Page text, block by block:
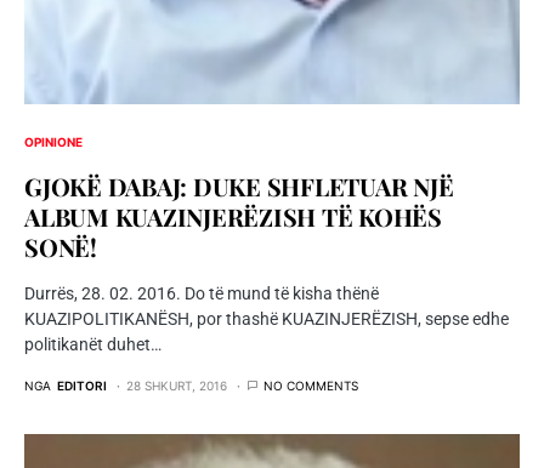
OPINIONE
GJOKË DABAJ: DUKE SHFLETUAR NJË
ALBUM KUAZINJERËZISH TË KOHËS
SONË!
Durrës, 28. 02. 2016. Do të mund të kisha thënë
KUAZIPOLITIKANËSH, por thashë KUAZINJERËZISH, sepse edhe
politikanët duhet…
NGA EDITORI 28 SHKURT, 2016 NO COMMENTS